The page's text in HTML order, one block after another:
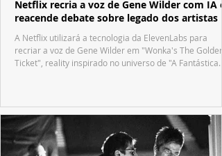
Netflix recria a voz de Gene Wilder com IA e
reacende debate sobre legado dos artistas
A Netflix utilizará a tecnologia da ElevenLabs para
recriar a voz de Gene Wilder em "Wonka's The Golden
Ticket", reality inspirado no universo de "A Fantástica